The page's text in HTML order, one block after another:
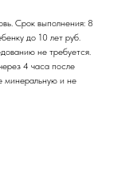
Срок выполнения: 8
до 10 лет руб.
не требуется.
4 часа после
минеральную и не